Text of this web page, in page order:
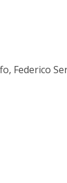
Federico